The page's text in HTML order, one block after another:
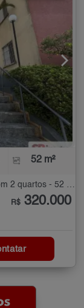
52 m²
Apartamento à Venda no Sítio Pinheirinho com 2 quartos - 52 m²
R$ 320.000